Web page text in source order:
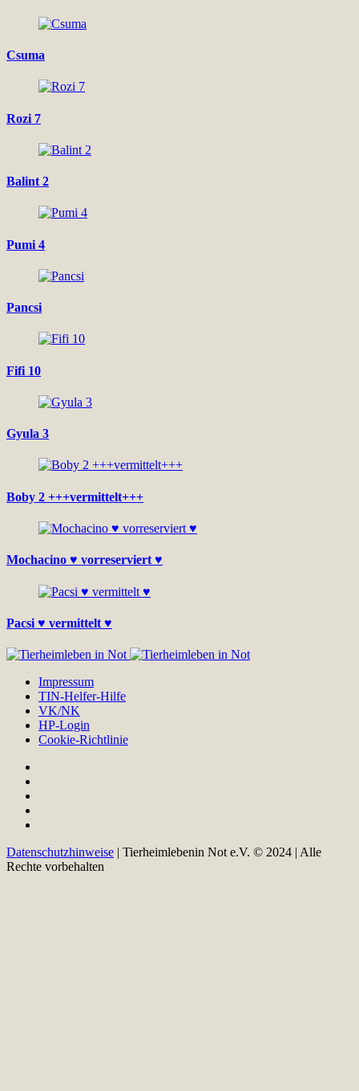
Csuma
Rozi 7
Balint 2
Pumi 4
Pancsi
Fifi 10
Gyula 3
Boby 2 +++vermittelt+++
Mochacino ♥ vorreserviert ♥
Pacsi ♥ vermittelt ♥
Impressum
TIN-Helfer-Hilfe
VK/NK
HP-Login
Cookie-Richtlinie
Datenschutzhinweise | Tierheimlebenin Not e.V. © 2024 | Alle
Rechte vorbehalten